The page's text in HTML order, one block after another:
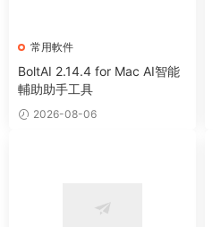
常用軟件
BoltAI 2.14.4 for Mac AI智能
輔助助手工具
2026-08-06